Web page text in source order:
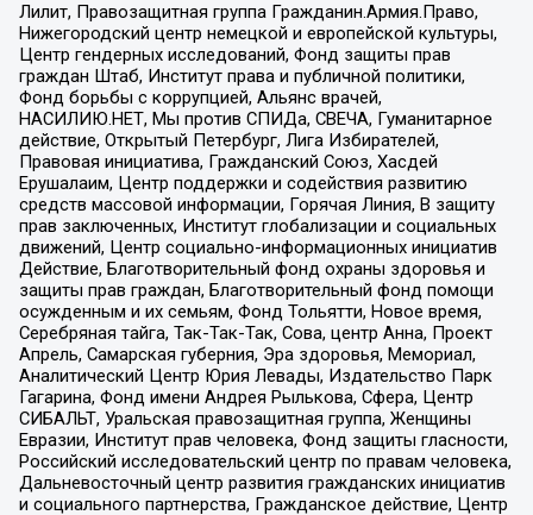
Лилит, Правозащитная группа Гражданин.Армия.Право,
Нижегородский центр немецкой и европейской культуры,
Центр гендерных исследований, Фонд защиты прав
граждан Штаб, Институт права и публичной политики,
Фонд борьбы с коррупцией, Альянс врачей,
НАСИЛИЮ.НЕТ, Мы против СПИДа, СВЕЧА, Гуманитарное
действие, Открытый Петербург, Лига Избирателей,
Правовая инициатива, Гражданский Союз, Хасдей
Ерушалаим, Центр поддержки и содействия развитию
средств массовой информации, Горячая Линия, В защиту
прав заключенных, Институт глобализации и социальных
движений, Центр социально-информационных инициатив
Действие, Благотворительный фонд охраны здоровья и
защиты прав граждан, Благотворительный фонд помощи
осужденным и их семьям, Фонд Тольятти, Новое время,
Серебряная тайга, Так-Так-Так, Сова, центр Анна, Проект
Апрель, Самарская губерния, Эра здоровья, Мемориал,
Аналитический Центр Юрия Левады, Издательство Парк
Гагарина, Фонд имени Андрея Рылькова, Сфера, Центр
СИБАЛЬТ, Уральская правозащитная группа, Женщины
Евразии, Институт прав человека, Фонд защиты гласности,
Российский исследовательский центр по правам человека,
Дальневосточный центр развития гражданских инициатив
и социального партнерства, Гражданское действие, Центр